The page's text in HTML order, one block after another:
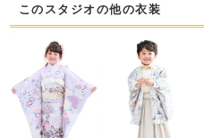
このスタジオの他の衣装